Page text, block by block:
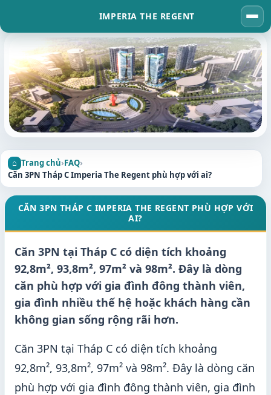
IMPERIA THE REGENT
Trang chủ›FAQ›
Căn 3PN Tháp C Imperia The Regent phù hợp với ai?
CĂN 3PN THÁP C IMPERIA THE REGENT PHÙ HỢP VỚI
AI?
Căn 3PN tại Tháp C có diện tích khoảng
92,8m², 93,8m², 97m² và 98m². Đây là dòng
căn phù hợp với gia đình đông thành viên,
gia đình nhiều thế hệ hoặc khách hàng cần
không gian sống rộng rãi hơn.
Căn 3PN tại Tháp C có diện tích khoảng
92,8m², 93,8m², 97m² và 98m². Đây là dòng căn
phù hợp với gia đình đông thành viên, gia đình